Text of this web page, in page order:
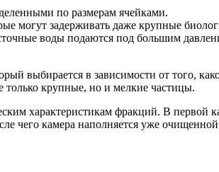
по размерам ячейками.
могут задерживать даже крупные
воды подаются под большим
выбирается в зависимости от того,
только крупные, но и мелкие частицы.
характеристикам фракций. В первой
чего камера наполняется уже